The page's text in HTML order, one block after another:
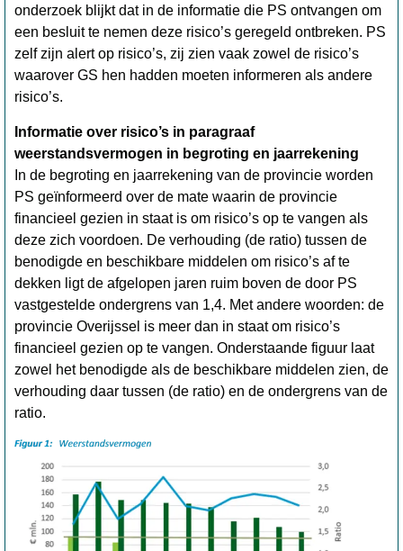
onderzoek blijkt dat in de informatie die PS ontvangen om
een besluit te nemen deze risico’s geregeld ontbreken. PS
zelf zijn alert op risico’s, zij zien vaak zowel de risico’s
waarover GS hen hadden moeten informeren als andere
risico’s.
Informatie over risico’s in paragraaf
weerstandsvermogen in begroting en jaarrekening
In de begroting en jaarrekening van de provincie worden
PS geïnformeerd over de mate waarin de provincie
financieel gezien in staat is om risico’s op te vangen als
deze zich voordoen. De verhouding (de ratio) tussen de
benodigde en beschikbare middelen om risico’s af te
dekken ligt de afgelopen jaren ruim boven de door PS
vastgestelde ondergrens van 1,4. Met andere woorden: de
provincie Overijssel is meer dan in staat om risico’s
financieel gezien op te vangen. Onderstaande figuur laat
zowel het benodigde als de beschikbare middelen zien, de
verhouding daar tussen (de ratio) en de ondergrens van de
ratio.